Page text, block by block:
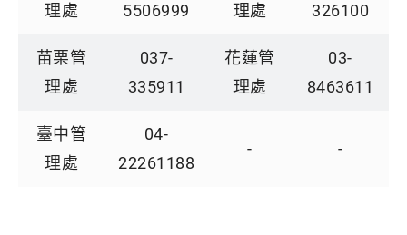
理處
5506999
理處
326100
苗栗管
理處
037-
335911
花蓮管
理處
03-
8463611
臺中管
理處
04-
22261188
- -